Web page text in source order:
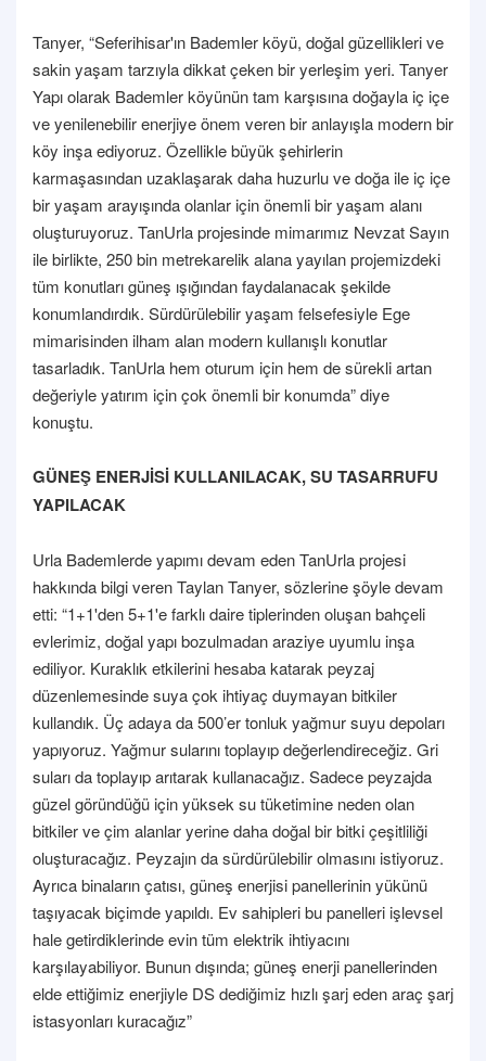
Tanyer, “Seferihisar'ın Bademler köyü, doğal güzellikleri ve
sakin yaşam tarzıyla dikkat çeken bir yerleşim yeri. Tanyer
Yapı olarak Bademler köyünün tam karşısına doğayla iç içe
ve yenilenebilir enerjiye önem veren bir anlayışla modern bir
köy inşa ediyoruz. Özellikle büyük şehirlerin
karmaşasından uzaklaşarak daha huzurlu ve doğa ile iç içe
bir yaşam arayışında olanlar için önemli bir yaşam alanı
oluşturuyoruz. TanUrla projesinde mimarımız Nevzat Sayın
ile birlikte, 250 bin metrekarelik alana yayılan projemizdeki
tüm konutları güneş ışığından faydalanacak şekilde
konumlandırdık. Sürdürülebilir yaşam felsefesiyle Ege
mimarisinden ilham alan modern kullanışlı konutlar
tasarladık. TanUrla hem oturum için hem de sürekli artan
değeriyle yatırım için çok önemli bir konumda” diye
konuştu.
GÜNEŞ ENERJİSİ KULLANILACAK, SU TASARRUFU
YAPILACAK
Urla Bademlerde yapımı devam eden TanUrla projesi
hakkında bilgi veren Taylan Tanyer, sözlerine şöyle devam
etti: “1+1'den 5+1'e farklı daire tiplerinden oluşan bahçeli
evlerimiz, doğal yapı bozulmadan araziye uyumlu inşa
ediliyor. Kuraklık etkilerini hesaba katarak peyzaj
düzenlemesinde suya çok ihtiyaç duymayan bitkiler
kullandık. Üç adaya da 500’er tonluk yağmur suyu depoları
yapıyoruz. Yağmur sularını toplayıp değerlendireceğiz. Gri
suları da toplayıp arıtarak kullanacağız. Sadece peyzajda
güzel göründüğü için yüksek su tüketimine neden olan
bitkiler ve çim alanlar yerine daha doğal bir bitki çeşitliliği
oluşturacağız. Peyzajın da sürdürülebilir olmasını istiyoruz.
Ayrıca binaların çatısı, güneş enerjisi panellerinin yükünü
taşıyacak biçimde yapıldı. Ev sahipleri bu panelleri işlevsel
hale getirdiklerinde evin tüm elektrik ihtiyacını
karşılayabiliyor. Bunun dışında; güneş enerji panellerinden
elde ettiğimiz enerjiyle DS dediğimiz hızlı şarj eden araç şarj
istasyonları kuracağız”